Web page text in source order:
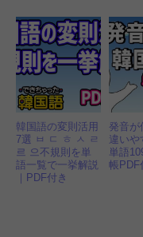
韓国語の変則活用
7選 ㅂ ㄷ ㅎ ㅅ ㄹ
르 으不規則を単
語一覧で一挙解説
｜PDF付き
発音が
違いや
単語
帳PDF